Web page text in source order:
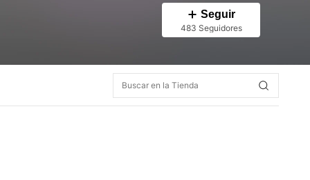
Seguir
483 Seguidores